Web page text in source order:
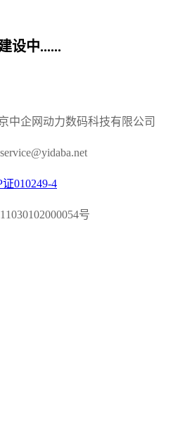
设中......
中企网动力数码科技有限公司
证010249-4
号